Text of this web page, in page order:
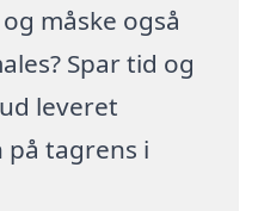
måske også
Spar tid og
leveret
på tagrens i